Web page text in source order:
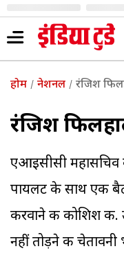
होम नेशनल रंजिश
रंजिश
एआइसीसी
पायलट के साथ एक
करवाने की कोशिश
नहीं तोड़ने की चेतावनी